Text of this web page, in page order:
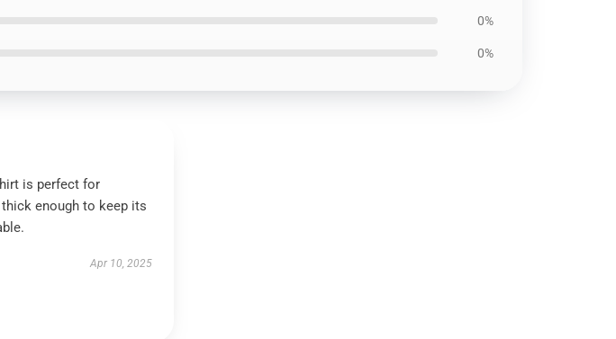
0%
0%
is perfect for
enough to keep its
Apr 10, 2025